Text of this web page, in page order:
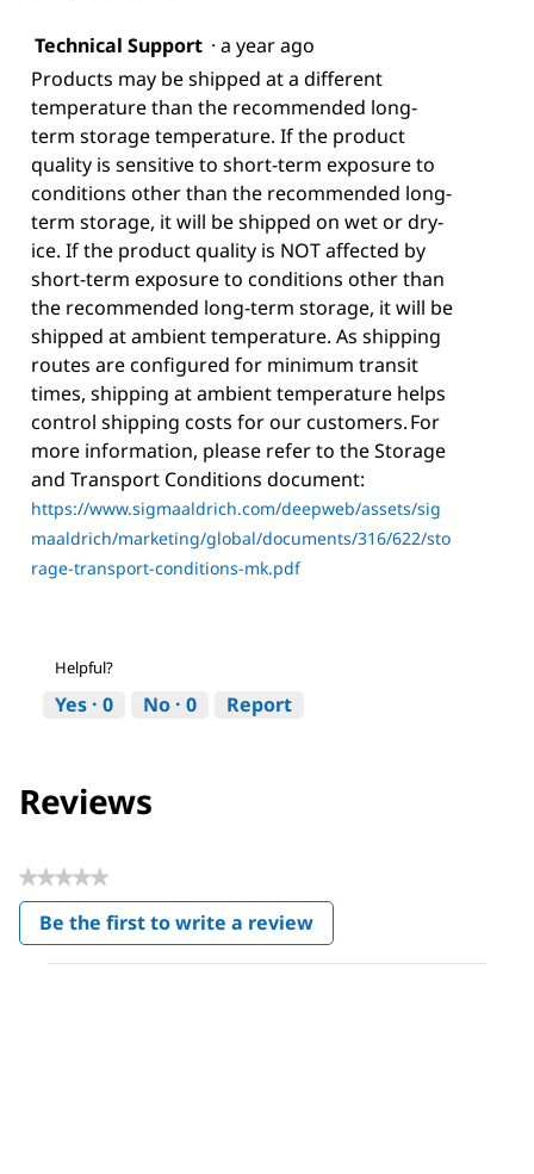
Technical Support · a year ago
Products may be shipped at a different
temperature than the recommended long-
term storage temperature. If the product
quality is sensitive to short-term exposure to
conditions other than the recommended long-
term storage, it will be shipped on wet or dry-
ice. If the product quality is NOT affected by
short-term exposure to conditions other than
the recommended long-term storage, it will be
shipped at ambient temperature. As shipping
routes are configured for minimum transit
times, shipping at ambient temperature helps
control shipping costs for our customers. For
more information, please refer to the Storage
and Transport Conditions document:
https://www.sigmaaldrich.com/deepweb/assets/sig
maaldrich/marketing/global/documents/316/622/sto
rage-transport-conditions-mk.pdf
Helpful?
Yes · 0 No · 0 Report
Reviews
★★★★★
No
rating
value
Be the first to write a review
.
This